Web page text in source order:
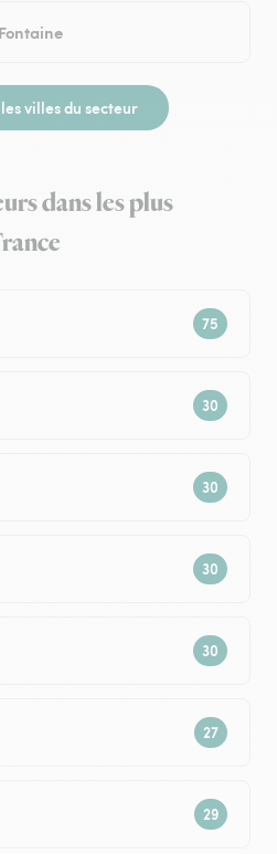
villes du secteur
dans les plus